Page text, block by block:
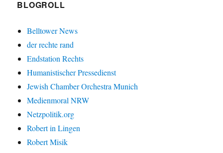
BLOGROLL
Belltower News
der rechte rand
Endstation Rechts
Humanistischer Pressedienst
Jewish Chamber Orchestra Munich
Medienmoral NRW
Netzpolitik.org
Robert in Lingen
Robert Misik